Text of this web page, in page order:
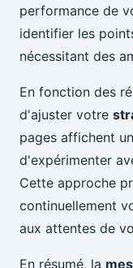
performance de
identifier les
nécessitant des
En fonction des
d'ajuster votre
pages affichent
d'expérimenter
Cette approche
continuellement
aux attentes de
En résumé, la